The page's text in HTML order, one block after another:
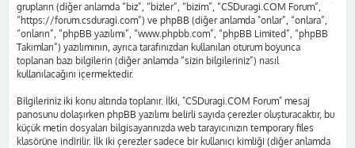
grupların (diğer anlamda “biz”, “bizler”, “bizim”, “CSDuragi.COM Forum”,
“https://forum.csduragi.com”) ve phpBB (diğer anlamda "onlar”, “onlara”,
“onların”, “phpBB yazılımı”, “www.phpbb.com”, “phpBB Limited”, “phpBB
Takımları”) yazılımının, ayrıca tarafınızdan kullanılan oturum boyunca
toplanan bazı bilgilerin (diğer anlamda “sizin bilgileriniz”) nasıl
kullanılacağını içermektedir.
Bilgileriniz iki konu altında toplanır. İlki, "CSDuragi.COM Forum" mesaj
panosunu dolaşırken phpBB yazılımı belirli sayıda çerezler oluşturacaktır, bu
küçük metin dosyaları bilgisayarınızda web tarayıcınızın temporary files
klasörüne indirilir. İlk iki çerezler sadece bir kullanıcı kimliği (diğer anlamda